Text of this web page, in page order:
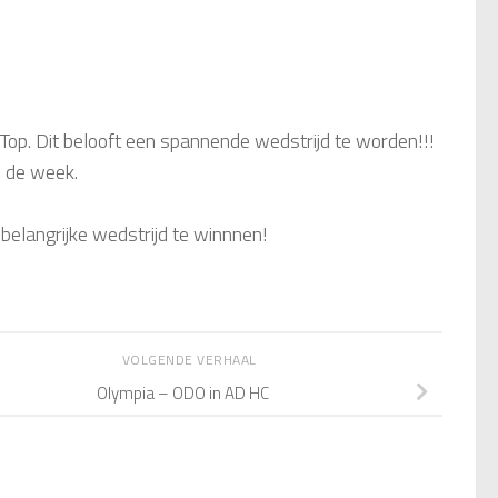
Dit belooft een spannende wedstrijd te worden!!!
week.
wedstrijd te winnnen!
VOLGENDE VERHAAL
Olympia – ODO in AD HC